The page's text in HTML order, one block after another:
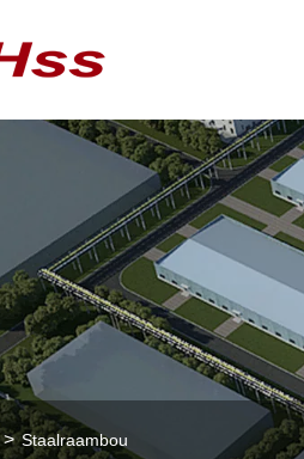
Staalraambou